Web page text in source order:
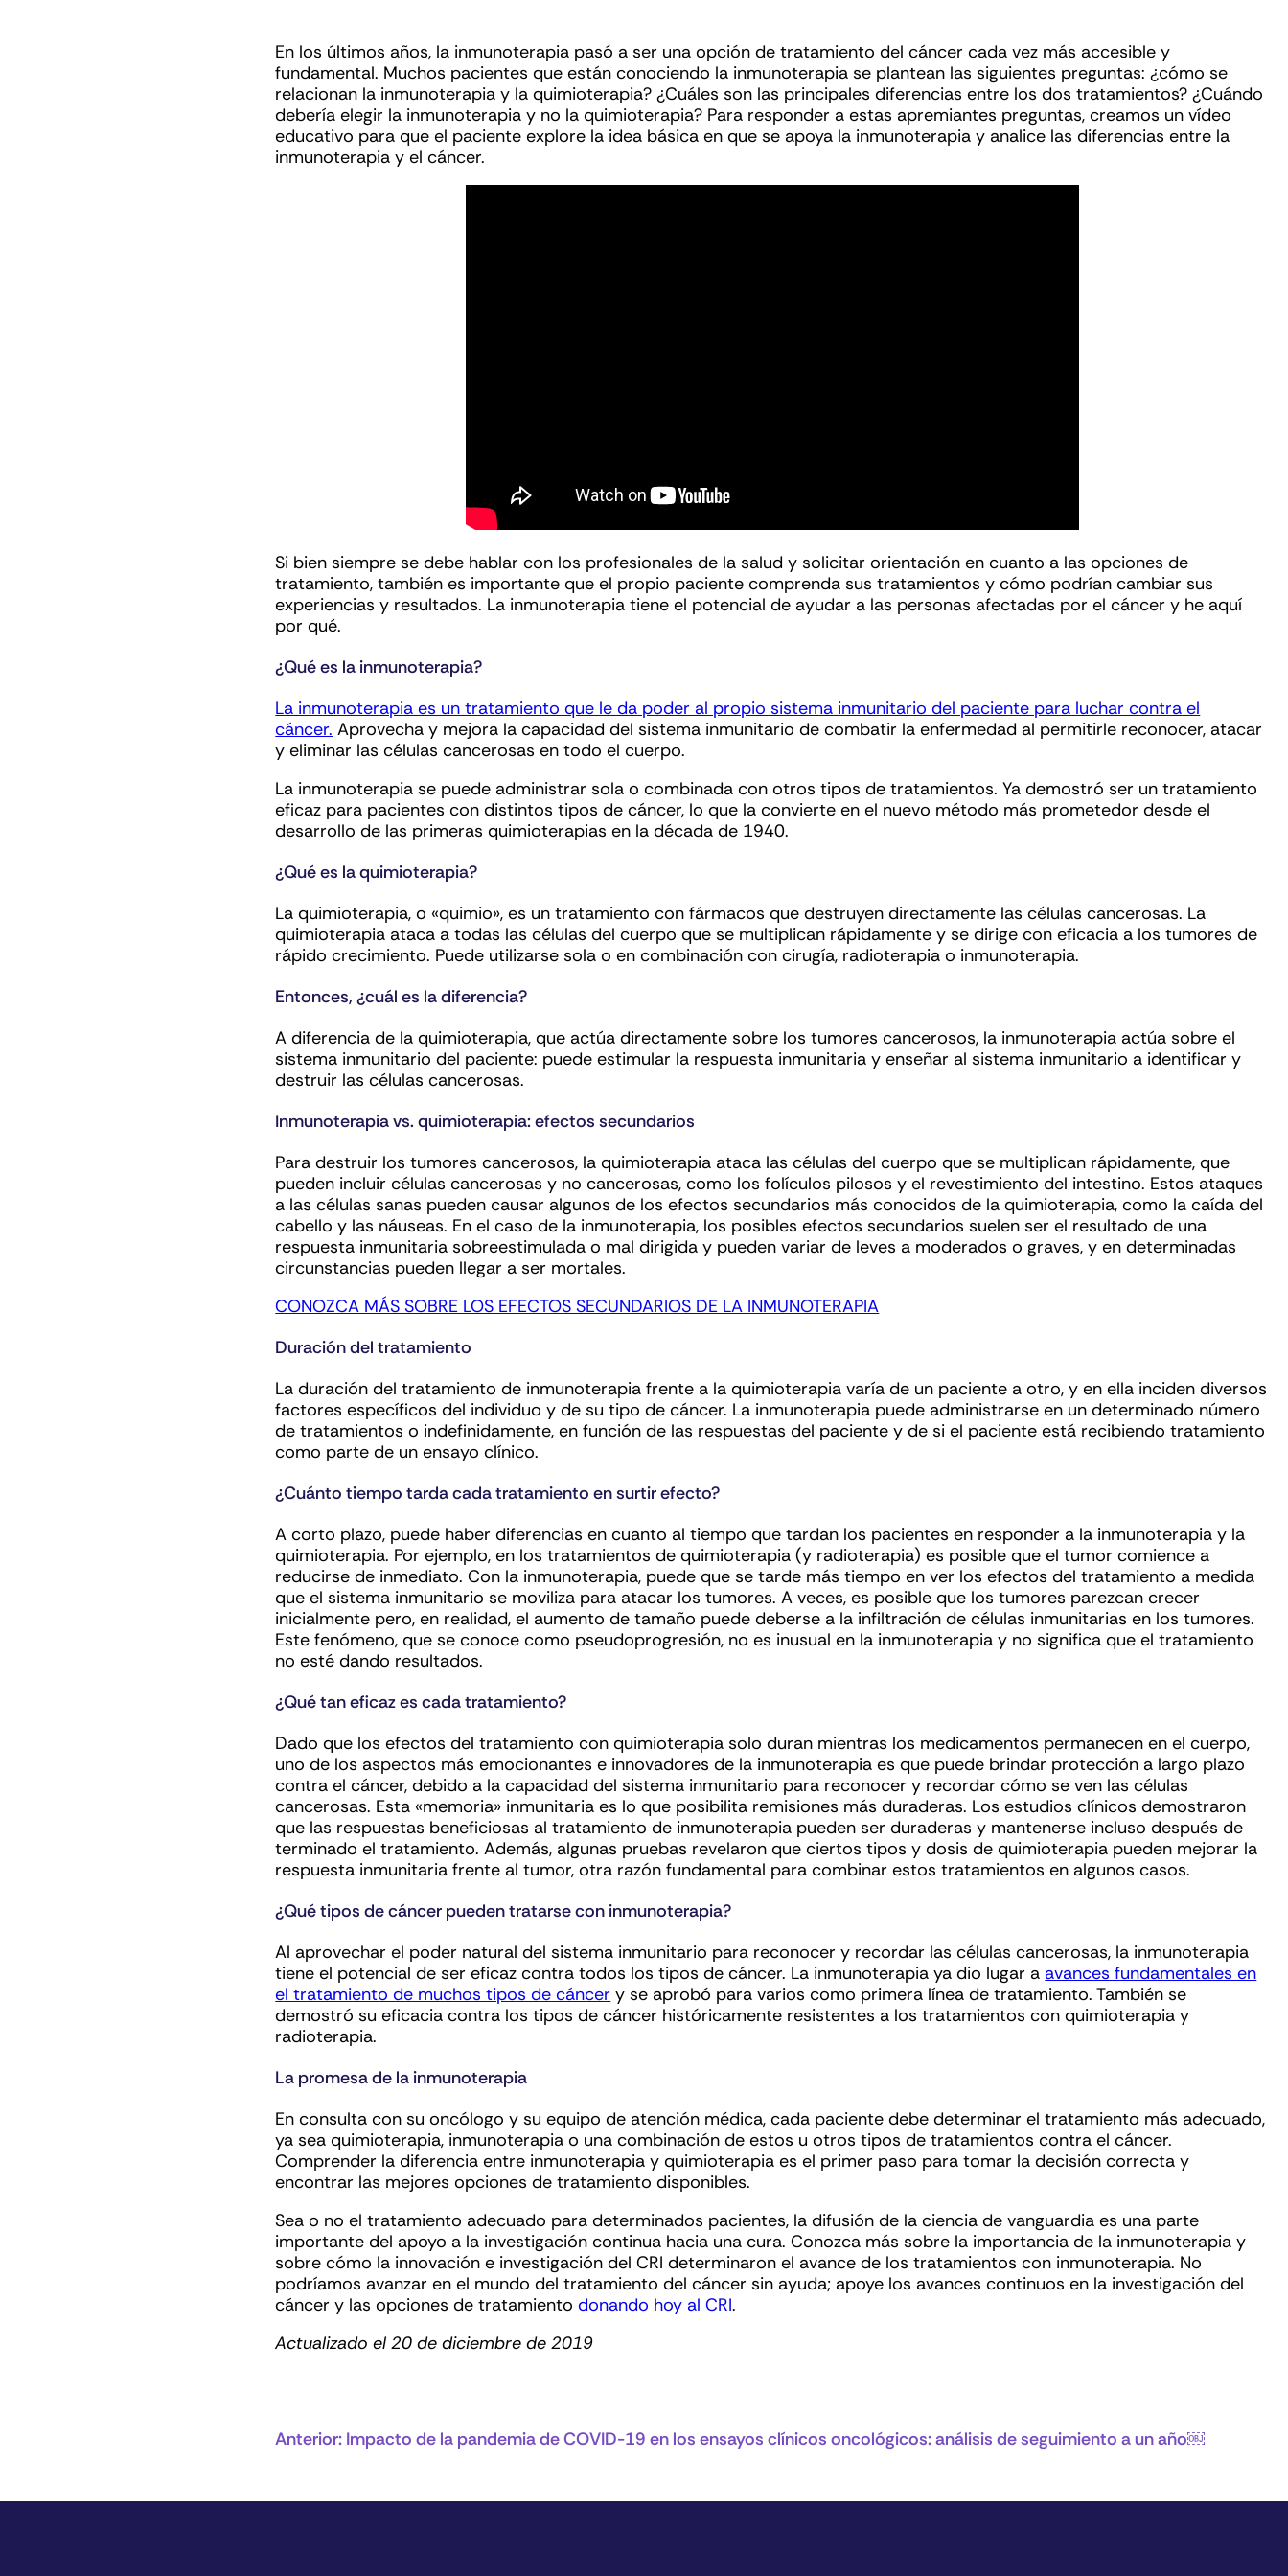
En los últimos años, la inmunoterapia pasó a ser una opción de tratamiento del cáncer cada vez más accesible y
fundamental. Muchos pacientes que están conociendo la inmunoterapia se plantean las siguientes preguntas: ¿cómo se
relacionan la inmunoterapia y la quimioterapia? ¿Cuáles son las principales diferencias entre los dos tratamientos? ¿Cuándo
debería elegir la inmunoterapia y no la quimioterapia? Para responder a estas apremiantes preguntas, creamos un vídeo
educativo para que el paciente explore la idea básica en que se apoya la inmunoterapia y analice las diferencias entre la
inmunoterapia y el cáncer.
Si bien siempre se debe hablar con los profesionales de la salud y solicitar orientación en cuanto a las opciones de
tratamiento, también es importante que el propio paciente comprenda sus tratamientos y cómo podrían cambiar sus
experiencias y resultados. La inmunoterapia tiene el potencial de ayudar a las personas afectadas por el cáncer y he aquí
por qué.
¿Qué es la inmunoterapia?
La inmunoterapia es un tratamiento que le da poder al propio sistema inmunitario del paciente para luchar contra el
cáncer. Aprovecha y mejora la capacidad del sistema inmunitario de combatir la enfermedad al permitirle reconocer, atacar
y eliminar las células cancerosas en todo el cuerpo.
La inmunoterapia se puede administrar sola o combinada con otros tipos de tratamientos. Ya demostró ser un tratamiento
eficaz para pacientes con distintos tipos de cáncer, lo que la convierte en el nuevo método más prometedor desde el
desarrollo de las primeras quimioterapias en la década de 1940.
¿Qué es la quimioterapia?
La quimioterapia, o «quimio», es un tratamiento con fármacos que destruyen directamente las células cancerosas. La
quimioterapia ataca a todas las células del cuerpo que se multiplican rápidamente y se dirige con eficacia a los tumores de
rápido crecimiento. Puede utilizarse sola o en combinación con cirugía, radioterapia o inmunoterapia.
Entonces, ¿cuál es la diferencia?
A diferencia de la quimioterapia, que actúa directamente sobre los tumores cancerosos, la inmunoterapia actúa sobre el
sistema inmunitario del paciente: puede estimular la respuesta inmunitaria y enseñar al sistema inmunitario a identificar y
destruir las células cancerosas.
Inmunoterapia vs. quimioterapia: efectos secundarios
Para destruir los tumores cancerosos, la quimioterapia ataca las células del cuerpo que se multiplican rápidamente, que
pueden incluir células cancerosas y no cancerosas, como los folículos pilosos y el revestimiento del intestino. Estos ataques
a las células sanas pueden causar algunos de los efectos secundarios más conocidos de la quimioterapia, como la caída del
cabello y las náuseas. En el caso de la inmunoterapia, los posibles efectos secundarios suelen ser el resultado de una
respuesta inmunitaria sobreestimulada o mal dirigida y pueden variar de leves a moderados o graves, y en determinadas
circunstancias pueden llegar a ser mortales.
CONOZCA MÁS SOBRE LOS EFECTOS SECUNDARIOS DE LA INMUNOTERAPIA
Duración del tratamiento
La duración del tratamiento de inmunoterapia frente a la quimioterapia varía de un paciente a otro, y en ella inciden diversos
factores específicos del individuo y de su tipo de cáncer. La inmunoterapia puede administrarse en un determinado número
de tratamientos o indefinidamente, en función de las respuestas del paciente y de si el paciente está recibiendo tratamiento
como parte de un ensayo clínico.
¿Cuánto tiempo tarda cada tratamiento en surtir efecto?
A corto plazo, puede haber diferencias en cuanto al tiempo que tardan los pacientes en responder a la inmunoterapia y la
quimioterapia. Por ejemplo, en los tratamientos de quimioterapia (y radioterapia) es posible que el tumor comience a
reducirse de inmediato. Con la inmunoterapia, puede que se tarde más tiempo en ver los efectos del tratamiento a medida
que el sistema inmunitario se moviliza para atacar los tumores. A veces, es posible que los tumores parezcan crecer
inicialmente pero, en realidad, el aumento de tamaño puede deberse a la infiltración de células inmunitarias en los tumores.
Este fenómeno, que se conoce como pseudoprogresión, no es inusual en la inmunoterapia y no significa que el tratamiento
no esté dando resultados.
¿Qué tan eficaz es cada tratamiento?
Dado que los efectos del tratamiento con quimioterapia solo duran mientras los medicamentos permanecen en el cuerpo,
uno de los aspectos más emocionantes e innovadores de la inmunoterapia es que puede brindar protección a largo plazo
contra el cáncer, debido a la capacidad del sistema inmunitario para reconocer y recordar cómo se ven las células
cancerosas. Esta «memoria» inmunitaria es lo que posibilita remisiones más duraderas. Los estudios clínicos demostraron
que las respuestas beneficiosas al tratamiento de inmunoterapia pueden ser duraderas y mantenerse incluso después de
terminado el tratamiento. Además, algunas pruebas revelaron que ciertos tipos y dosis de quimioterapia pueden mejorar la
respuesta inmunitaria frente al tumor, otra razón fundamental para combinar estos tratamientos en algunos casos.
¿Qué tipos de cáncer pueden tratarse con inmunoterapia?
Al aprovechar el poder natural del sistema inmunitario para reconocer y recordar las células cancerosas, la inmunoterapia
tiene el potencial de ser eficaz contra todos los tipos de cáncer. La inmunoterapia ya dio lugar a avances fundamentales en
el tratamiento de muchos tipos de cáncer y se aprobó para varios como primera línea de tratamiento. También se
demostró su eficacia contra los tipos de cáncer históricamente resistentes a los tratamientos con quimioterapia y
radioterapia.
La promesa de la inmunoterapia
En consulta con su oncólogo y su equipo de atención médica, cada paciente debe determinar el tratamiento más adecuado,
ya sea quimioterapia, inmunoterapia o una combinación de estos u otros tipos de tratamientos contra el cáncer.
Comprender la diferencia entre inmunoterapia y quimioterapia es el primer paso para tomar la decisión correcta y
encontrar las mejores opciones de tratamiento disponibles.
Sea o no el tratamiento adecuado para determinados pacientes, la difusión de la ciencia de vanguardia es una parte
importante del apoyo a la investigación continua hacia una cura. Conozca más sobre la importancia de la inmunoterapia y
sobre cómo la innovación e investigación del CRI determinaron el avance de los tratamientos con inmunoterapia. No
podríamos avanzar en el mundo del tratamiento del cáncer sin ayuda; apoye los avances continuos en la investigación del
cáncer y las opciones de tratamientodonando hoy al CRI.
Actualizado el 20 de diciembre de 2019
Anterior: Impacto de la pandemia de COVID-19 en los ensayos clínicos oncológicos: análisis de seguimiento a un año￼